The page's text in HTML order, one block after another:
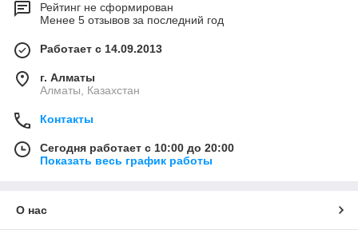
Рейтинг не сформирован
Менее 5 отзывов за последний год
Работает с 14.09.2013
г. Алматы
Алматы, Казахстан
Контакты
Сегодня работает с 10:00 до 20:00
Показать весь график работы
О нас